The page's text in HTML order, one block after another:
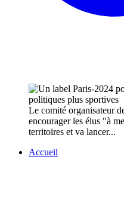
Le comité organisateur
encourager les élus "à
territoires et va lancer...
Accueil